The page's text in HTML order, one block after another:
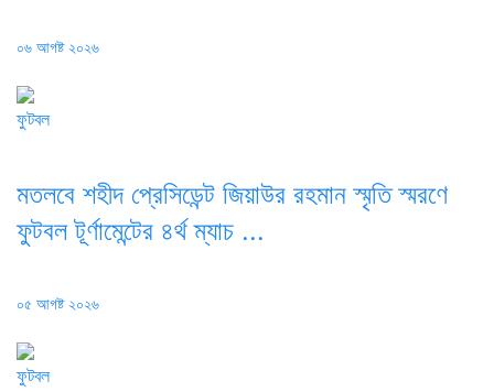
Posted
০৬ আগষ্ট ২০২৬
ফুটবল
মতলবে শহীদ প্রেসিডেন্ট জিয়াউর রহমান স্মৃতি স্মরণে
ফুটবল টূর্ণামেন্টের ৪র্থ ম্যাচ ...
Posted
০৫ আগষ্ট ২০২৬
ফুটবল